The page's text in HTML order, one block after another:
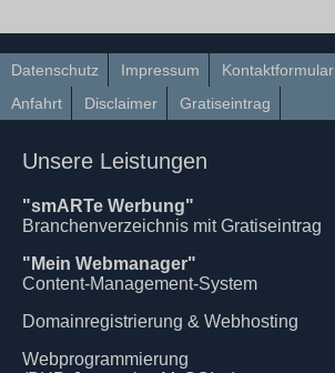
Datenschutz Impressum Kontaktformular
Anfahrt
Disclaimer Gratiseintrag
Unsere Leistungen
"smARTe Werbung"
Branchenverzeichnis mit Gratiseintrag
"Mein Webmanager"
Content-Management-System
Domainregistrierung & Webhosting
Webprogrammierung